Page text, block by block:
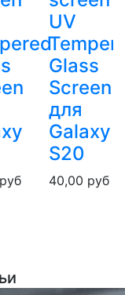
руб
UV
Glass
Screen
для
Galaxy
S20
40,00 руб